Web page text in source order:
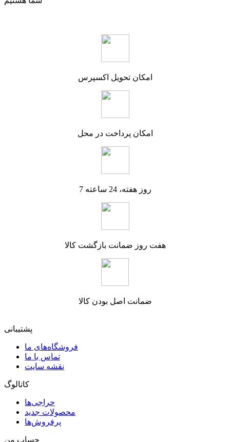
امکان تحویل اکسپرس
امکان پرداخت در محل
7 روز هفته، 24 ساعته
هفت روز ضمانت بازگشت کالا
ضمانت اصل بودن کالا
پشتیبانی
فروشگاه‌های ما
تماس با ما
نقشه سایت
کاتالوگ
حراجی‌ها
محصولات جدید
پرفروش‌ها
حساب من